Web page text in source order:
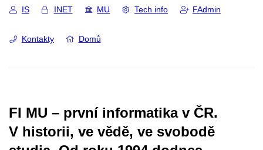
IS INET MU Tech info FAdmin
Kontakty Domů
FI MU – první informatika v ČR.
V historii, ve vědě, ve svobodě